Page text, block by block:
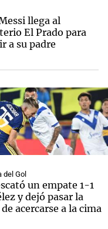
llega al
El Prado para
a su padre
del Gol
un empate 1-1
y dejó pasar la
acercarse a la cima
Cadena 3 en